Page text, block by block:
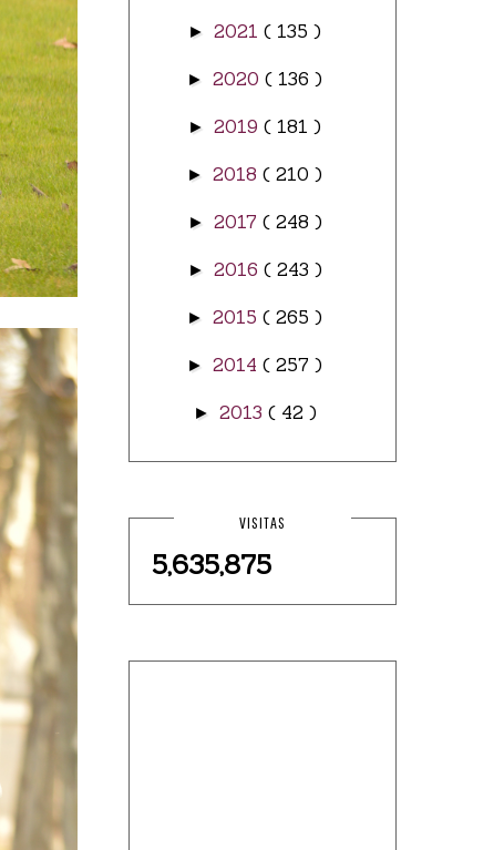
►2021( 135 )
►2020( 136 )
►2019( 181 )
►2018( 210 )
► 2017 ( 248 )
► 2016 ( 243 )
►2015( 265 )
►2014( 257 )
► 2013 ( 42 )
VISITAS
5,635,875